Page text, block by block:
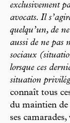
exclusivement
avocats. Il
quelqu’un, de
aussi de ne pas
sociaux
lorsque ces
situation
connaît tous
du maintien de
ses